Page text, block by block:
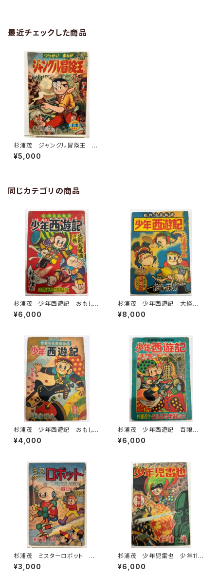
最近チェックした商品
杉浦茂 ジャングル冒険王 日
の丸ふろく 1958年 集英社
¥5,000
同じカテゴリの商品
杉浦茂 少年西遊記 おもしろ
ブック三月号付録 1956年
集英社
¥6,000
杉浦茂 少年西遊記 大怪魔
洞の巻 おもしろブックふろく
1956年 集英社
¥8,000
杉浦茂 少年西遊記 おもしろ
ブック９月号付録 1956年 集
英社
¥4,000
杉浦茂 少年西遊記 百眼魔
の巻 おもしろブック新年号付
録 1956年 おもしろブック
¥6,000
杉浦茂 ミスターロボット 少
年新年号付録 1959年
¥3,000
杉浦茂 少年児雷也 少年11月
号付録 1956年 光文社
¥6,000